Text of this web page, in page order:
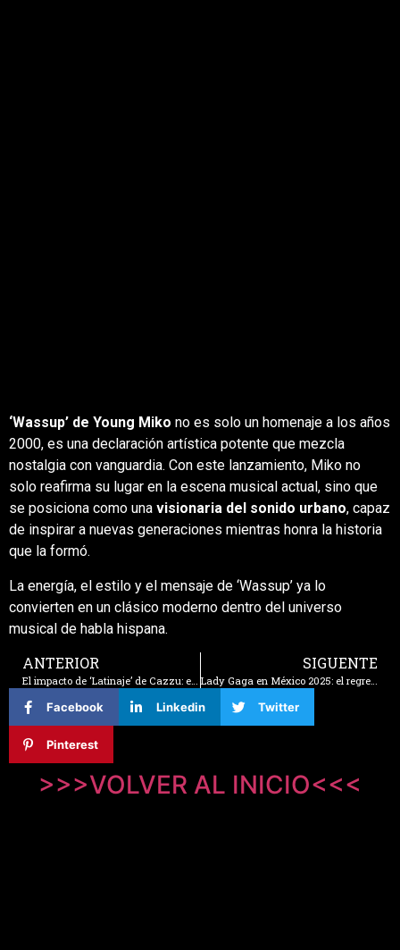
‘Wassup’ de Young Miko no es solo un homenaje a los años
2000, es una declaración artística potente que mezcla
nostalgia con vanguardia. Con este lanzamiento, Miko no
solo reafirma su lugar en la escena musical actual, sino que
se posiciona como una visionaria del sonido urbano, capaz
de inspirar a nuevas generaciones mientras honra la historia
que la formó.
La energía, el estilo y el mensaje de ‘Wassup’ ya lo
convierten en un clásico moderno dentro del universo
musical de habla hispana.
ANTERIOR
El impacto de ‘Latinaje’ de Cazzu: el nuevo éxito elegido por los fans
SIGUENTE
Lady Gaga en México 2025: el regreso triunfal que desató el divino caos y emocionó a sus fans
Facebook Linkedin Twitter
Pinterest
>>>VOLVER AL INICIO<<<